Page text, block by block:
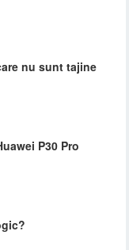
nu sunt tajine
P30 Pro